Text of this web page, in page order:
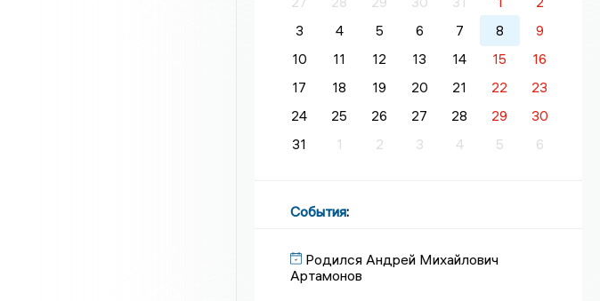
3
4 5 6 7 8
9
10
11 12 13 14 15
16
17
18 19 20 21 22
23
24
25 26 27 28 29
30
31
1 2 3 4 5 6
События:
Родился Андрей Михайлович
Артамонов